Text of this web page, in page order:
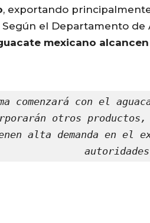
, exportando
Según el Departamento de
mexicano
comenzará con el
otros
alta demanda en el